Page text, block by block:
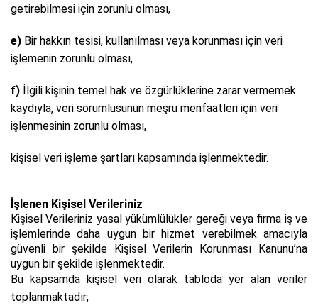
getirebilmesi için zorunlu olması,
e) Bir hakkın tesisi, kullanılması veya korunması için veri
işlemenin zorunlu olması,
f) İlgili kişinin temel hak ve özgürlüklerine zarar vermemek
kaydıyla, veri sorumlusunun meşru menfaatleri için veri
işlenmesinin zorunlu olması,
kişisel veri işleme şartları kapsamında işlenmektedir.
İşlenen Kişisel Verileriniz
Kişisel Verileriniz yasal yükümlülükler gereği veya firma iş ve
işlemlerinde daha uygun bir hizmet verebilmek amacıyla
güvenli bir şekilde Kişisel Verilerin Korunması Kanunu’na
uygun bir şekilde işlenmektedir.
Bu kapsamda kişisel veri olarak tabloda yer alan veriler
toplanmaktadır;